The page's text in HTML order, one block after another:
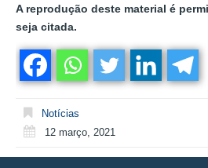
A reprodução deste material é
seja citada.
Notícias
12 março, 2021